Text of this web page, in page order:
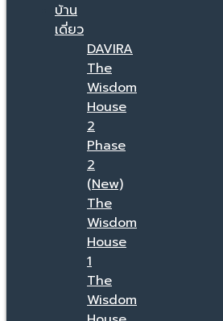
บ้าน
เดี่ยว
DAVIRA
The
Wisdom
House
2
Phase
2
(New)
The
Wisdom
House
1
The
Wisdom